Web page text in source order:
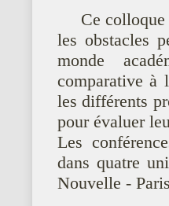
Ce
les obstacles
monde
comparative à
les différents
pour évaluer
Les
dans quatre
Nouvelle -